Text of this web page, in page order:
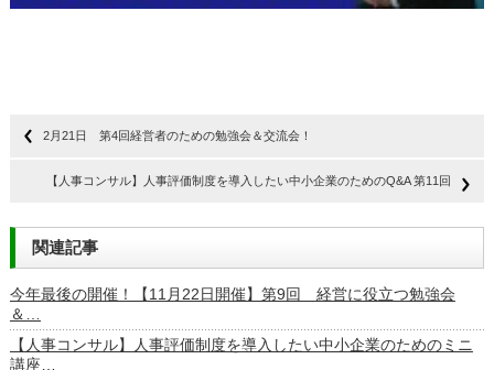
2月21日 第4回経営者のための勉強会＆交流会！
【人事コンサル】人事評価制度を導入したい中小企業のためのQ&A 第11回
関連記事
今年最後の開催！【11月22日開催】第9回 経営に役立つ勉強会
＆…
【人事コンサル】人事評価制度を導入したい中小企業のためのミニ
講座…